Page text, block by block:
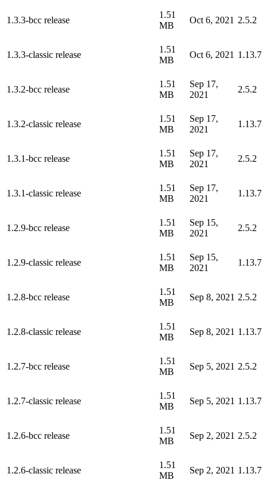
1.3.3-bcc release
1.51
MB
Oct 6, 2021 2.5.2
1.3.3-classic release
1.51
MB
Oct 6, 2021 1.13.7
1.3.2-bcc release
1.51
MB
Sep 17,
2021
2.5.2
1.3.2-classic release
1.51
MB
Sep 17,
2021
1.13.7
1.3.1-bcc release
1.51
MB
Sep 17,
2021
2.5.2
1.3.1-classic release
1.51
MB
Sep 17,
2021
1.13.7
1.2.9-bcc release
1.51
MB
Sep 15,
2021
2.5.2
1.2.9-classic release
1.51
MB
Sep 15,
2021
1.13.7
1.2.8-bcc release
1.51
MB
Sep 8, 2021 2.5.2
1.2.8-classic release
1.51
MB
Sep 8, 2021 1.13.7
1.2.7-bcc release
1.51
MB
Sep 5, 2021 2.5.2
1.2.7-classic release
1.51
MB
Sep 5, 2021 1.13.7
1.2.6-bcc release
1.51
MB
Sep 2, 2021 2.5.2
1.2.6-classic release
1.51
MB
Sep 2, 2021 1.13.7